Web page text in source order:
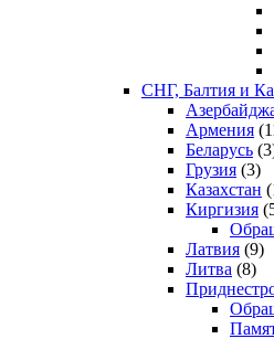
СНГ, Балтия и
Армения
Беларусь
Грузия (3)
Казахстан
Киргизия
Латвия (9)
Литва (8)